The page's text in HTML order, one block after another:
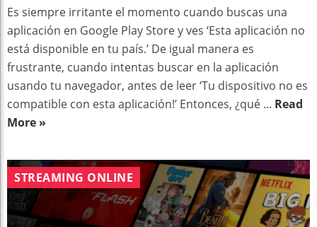
Es siempre irritante el momento cuando buscas una
aplicación en Google Play Store y ves ‘Esta aplicación no
está disponible en tu país.’ De igual manera es
frustrante, cuando intentas buscar en la aplicación
usando tu navegador, antes de leer ‘Tu dispositivo no es
compatible con esta aplicación!’ Entonces, ¿qué ... Read
More »
STREAMING ONLINE